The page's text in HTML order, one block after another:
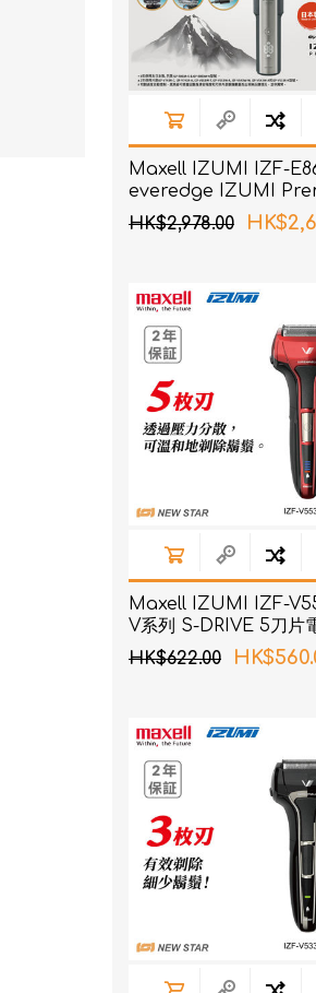
Ultrawave
Keepstick
品牌介紹
Maxell IZUMI IZF-
everedge IZUMI
系列 6刀片AI智能感應
刨 (銀色)
HK$2,978.00
Maxell IZUMI IZF-
V系列 S-DRIVE 5刀片
(紅色)
HK$622.00